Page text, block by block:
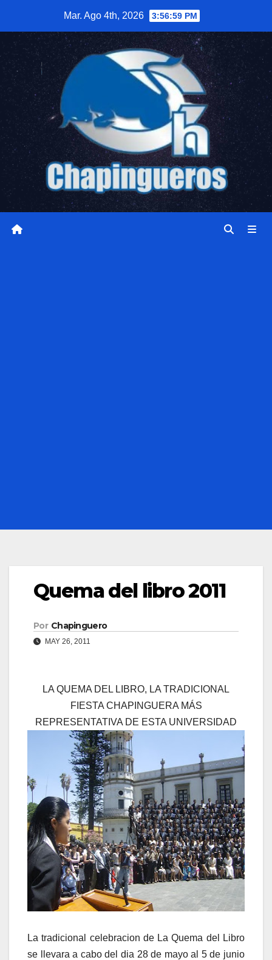
contenido
Mar. Ago 4th, 2026 3:57:00 PM
Quema del libro 2011
Por Chapinguero
MAY 26, 2011
LA QUEMA DEL LIBRO, LA TRADICIONAL
FIESTA CHAPINGUERA MÁS
REPRESENTATIVA DE ESTA UNIVERSIDAD
La tradicional celebracion de La Quema del Libro
se llevara a cabo del dia 28 de mayo al 5 de junio